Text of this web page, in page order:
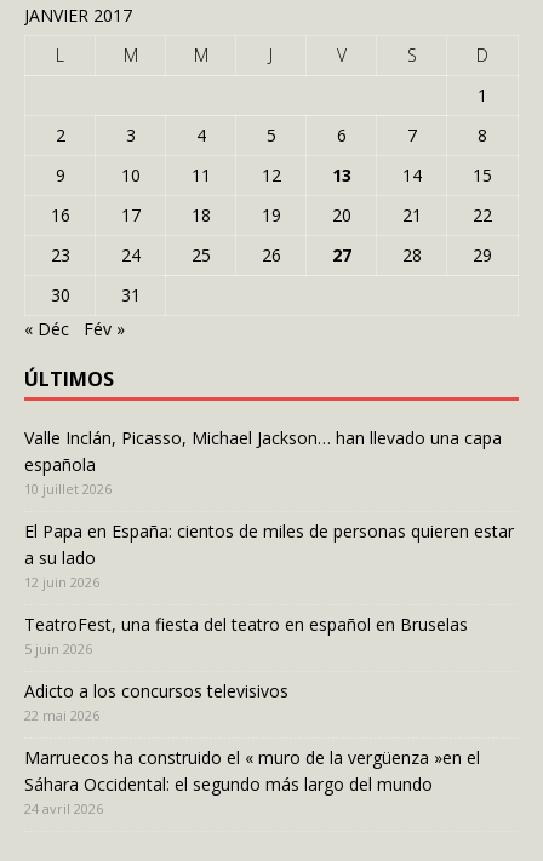
JANVIER 2017
L
M M J V S
D
1
2
3 4 5 6 7
8
9
10 11 12 13 14
15
16
17 18 19 20 21
22
23
24 25 26 27 28
29
30
31
« Déc
Fév »
ÚLTIMOS
Valle Inclán, Picasso, Michael Jackson… han llevado una capa
española
10 juillet 2026
El Papa en España: cientos de miles de personas quieren estar
a su lado
12 juin 2026
TeatroFest, una fiesta del teatro en español en Bruselas
5 juin 2026
Adicto a los concursos televisivos
22 mai 2026
Marruecos ha construido el « muro de la vergüenza »en el
Sáhara Occidental: el segundo más largo del mundo
24 avril 2026